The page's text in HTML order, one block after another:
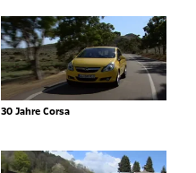
30 Jahre Corsa